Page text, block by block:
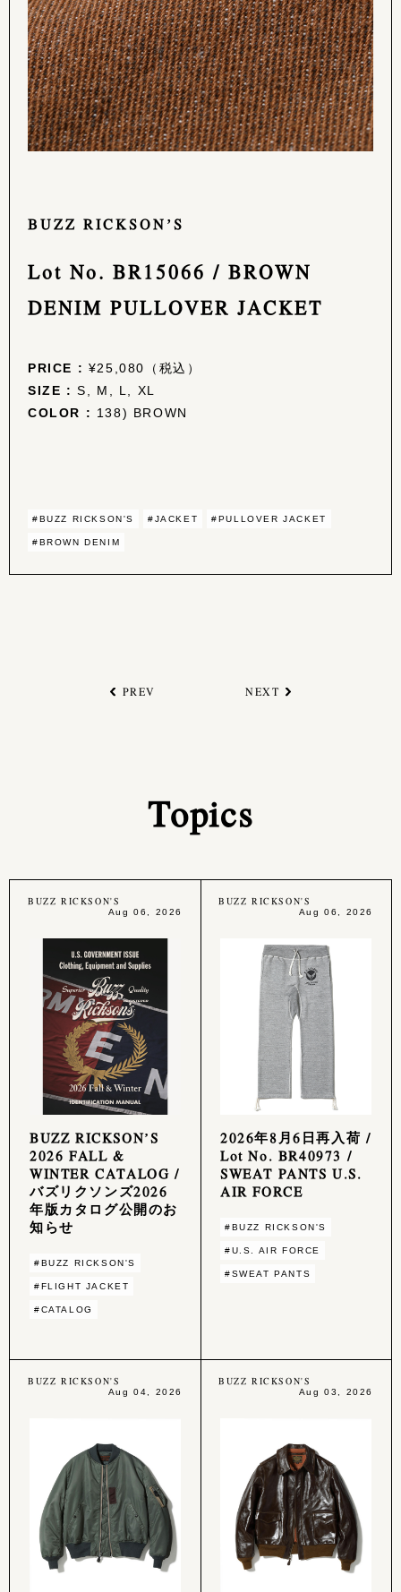
BUZZ RICKSON’S
Lot No. BR15066 / BROWN
DENIM PULLOVER JACKET
PRICE : ¥25,080（税込）
SIZE : S, M, L, XL
COLOR : 138) BROWN
#BUZZ RICKSON'S #JACKET #PULLOVER JACKET
#BROWN DENIM
PREV NEXT
Topics
BUZZ RICKSON'S
Aug 06, 2026
BUZZ RICKSON’S
2026 FALL &
WINTER CATALOG /
バズリクソンズ2026
年版カタログ公開のお
知らせ
#BUZZ RICKSON'S
#FLIGHT JACKET
#CATALOG
BUZZ RICKSON'S
Aug 06, 2026
2026年8月6日再入荷 /
Lot No. BR40973 /
SWEAT PANTS U.S.
AIR FORCE
#BUZZ RICKSON'S
#U.S. AIR FORCE
#SWEAT PANTS
BUZZ RICKSON'S
Aug 04, 2026
BUZZ RICKSON'S
Aug 03, 2026